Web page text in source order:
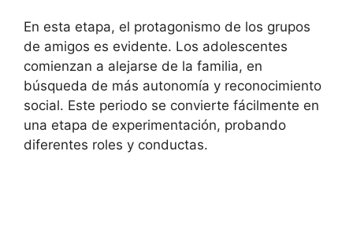
En esta etapa, el protagonismo de los grupos
de amigos es evidente. Los adolescentes
comienzan a alejarse de la familia, en
búsqueda de más autonomía y reconocimiento
social. Este periodo se convierte fácilmente en
una etapa de experimentación, probando
diferentes roles y conductas.